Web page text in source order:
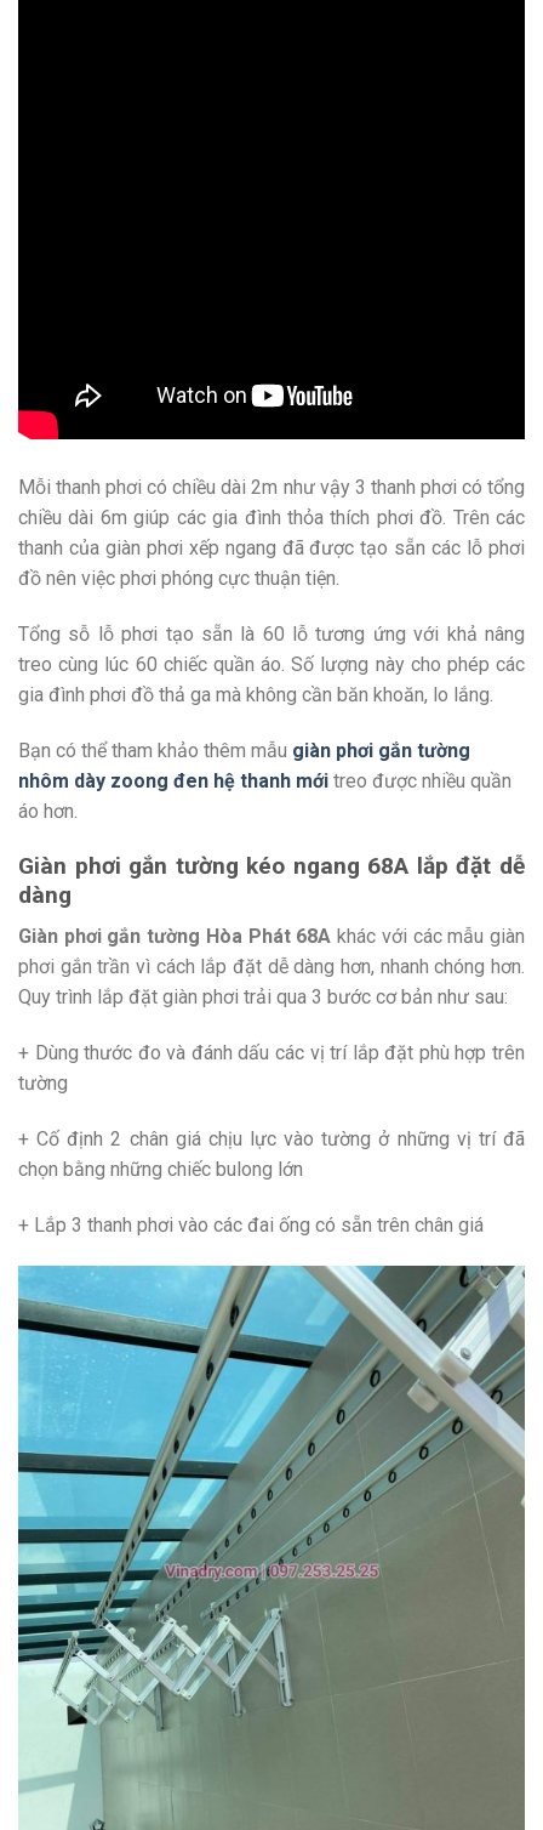
Mỗi thanh phơi có chiều dài 2m như vậy 3 thanh phơi có tổng
chiều dài 6m giúp các gia đình thỏa thích phơi đồ. Trên các
thanh của giàn phơi xếp ngang đã được tạo sẵn các lỗ phơi
đồ nên việc phơi phóng cực thuận tiện.
Tổng sỗ lỗ phơi tạo sẵn là 60 lỗ tương ứng với khả nâng
treo cùng lúc 60 chiếc quần áo. Số lượng này cho phép các
gia đình phơi đồ thả ga mà không cần băn khoăn, lo lắng.
Bạn có thể tham khảo thêm mẫu giàn phơi gắn tường
nhôm dày zoong đen hệ thanh mới treo được nhiều quần
áo hơn.
Giàn phơi gắn tường kéo ngang 68A lắp đặt dễ
dàng
Giàn phơi gắn tường Hòa Phát 68A khác với các mẫu giàn
phơi gắn trần vì cách lắp đặt dễ dàng hơn, nhanh chóng hơn.
Quy trình lắp đặt giàn phơi trải qua 3 bước cơ bản như sau:
+ Dùng thước đo và đánh dấu các vị trí lắp đặt phù hợp trên
tường
+ Cố định 2 chân giá chịu lực vào tường ở những vị trí đã
chọn bằng những chiếc bulong lớn
+ Lắp 3 thanh phơi vào các đai ống có sẵn trên chân giá